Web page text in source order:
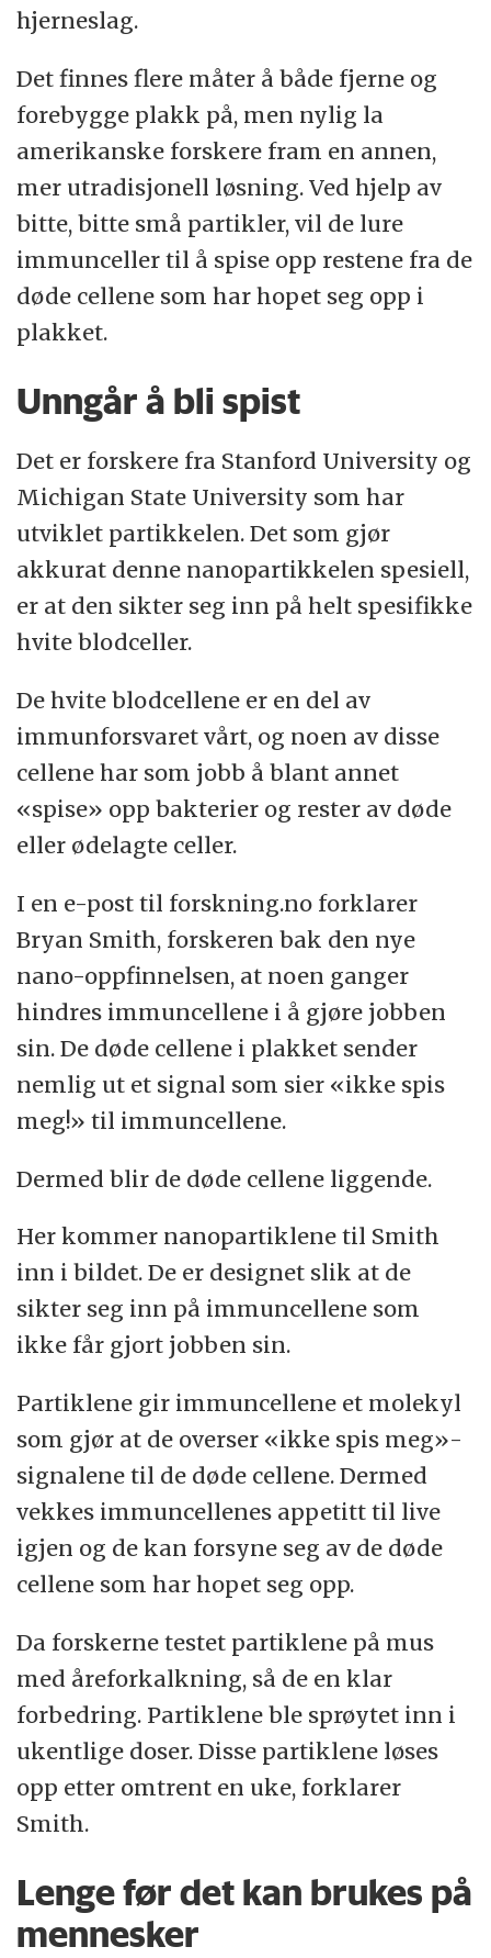
hjerneslag.
Det finnes flere måter å både fjerne og
forebygge plakk på, men nylig la
amerikanske forskere fram en annen,
mer utradisjonell løsning. Ved hjelp av
bitte, bitte små partikler, vil de lure
immunceller til å spise opp restene fra de
døde cellene som har hopet seg opp i
plakket.
Unngår å bli spist
Det er forskere fra Stanford University og
Michigan State University som har
utviklet partikkelen. Det som gjør
akkurat denne nanopartikkelen spesiell,
er at den sikter seg inn på helt spesifikke
hvite blodceller.
De hvite blodcellene er en del av
immunforsvaret vårt, og noen av disse
cellene har som jobb å blant annet
«spise» opp bakterier og rester av døde
eller ødelagte celler.
I en e-post til forskning.no forklarer
Bryan Smith, forskeren bak den nye
nano-oppfinnelsen, at noen ganger
hindres immuncellene i å gjøre jobben
sin. De døde cellene i plakket sender
nemlig ut et signal som sier «ikke spis
meg!» til immuncellene.
Dermed blir de døde cellene liggende.
Her kommer nanopartiklene til Smith
inn i bildet. De er designet slik at de
sikter seg inn på immuncellene som
ikke får gjort jobben sin.
Partiklene gir immuncellene et molekyl
som gjør at de overser «ikke spis meg»-
signalene til de døde cellene. Dermed
vekkes immuncellenes appetitt til live
igjen og de kan forsyne seg av de døde
cellene som har hopet seg opp.
Da forskerne testet partiklene på mus
med åreforkalkning, så de en klar
forbedring. Partiklene ble sprøytet inn i
ukentlige doser. Disse partiklene løses
opp etter omtrent en uke, forklarer
Smith.
Lenge før det kan brukes på
mennesker